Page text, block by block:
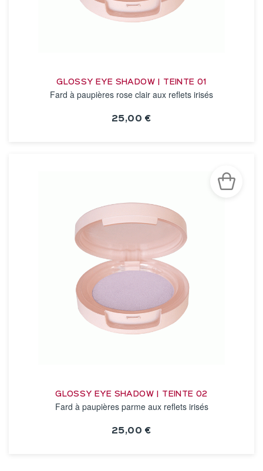
GLOSSY EYE SHADOW | TEINTE 01
Fard à paupières rose clair aux reflets irisés
25,00 €
GLOSSY EYE SHADOW | TEINTE 02
Fard à paupières parme aux reflets irisés
25,00 €